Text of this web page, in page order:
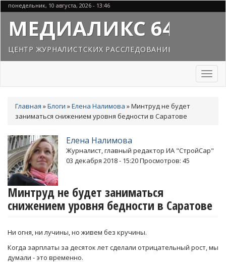
Перейти
к
основному
содержанию
понедельник, 10 августа, 2026 - 13:46
МЕДИАЛИКС 64
ЦЕНТР ЖУРНАЛИСТСКИХ РАССЛЕДОВАНИЙ
Toggle
здесь
Главная »Блоги »Елена Налимова »Минтруд не будет
заниматься снижением уровня бедности в Саратове
Елена Налимова
Журналист, главный редактор ИА "СтройСар"
03 декабря 2018 - 15:20Просмотров: 45
Минтруд не будет заниматься
снижением уровня бедности в Саратове
Ни огня, ни лучины, но живем без кручины.
Когда зарплаты за десяток лет сделали отрицательный рост, мы
думали - это временно.